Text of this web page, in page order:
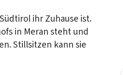
ihr Zuhause ist.
in Meran steht und
Stillsitzen kann sie